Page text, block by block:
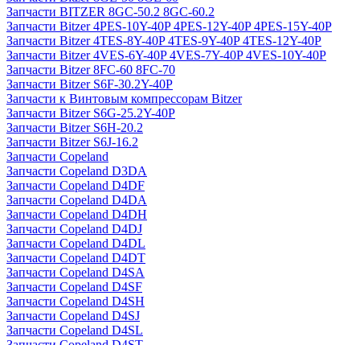
Запчасти BITZER 8GC-50.2 8GC-60.2
Запчасти Bitzer 4PES-10Y-40P 4PES-12Y-40P 4PES-15Y-40P
Запчасти Bitzer 4TES-8Y-40P 4TES-9Y-40P 4TES-12Y-40P
Запчасти Bitzer 4VES-6Y-40P 4VES-7Y-40P 4VES-10Y-40P
Запчасти Bitzer 8FC-60 8FC-70
Запчасти Bitzer S6F-30.2Y-40P
Запчасти к Винтовым компрессорам Bitzer
Запчасти Bitzer S6G-25.2Y-40P
Запчасти Bitzer S6H-20.2
Запчасти Bitzer S6J-16.2
Запчасти Copeland
Запчасти Copeland D3DA
Запчасти Copeland D4DF
Запчасти Copeland D4DA
Запчасти Copeland D4DH
Запчасти Copeland D4DJ
Запчасти Copeland D4DL
Запчасти Copeland D4DT
Запчасти Copeland D4SA
Запчасти Copeland D4SF
Запчасти Copeland D4SH
Запчасти Copeland D4SJ
Запчасти Copeland D4SL